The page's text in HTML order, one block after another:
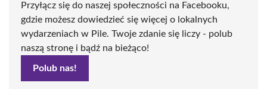
Przyłącz się do naszej społeczności na Facebooku,
gdzie możesz dowiedzieć się więcej o lokalnych
wydarzeniach w Pile. Twoje zdanie się liczy - polub
naszą stronę i bądź na bieżąco!
Polub nas!